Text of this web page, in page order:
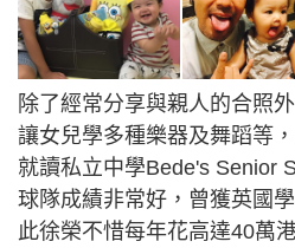
除了經常分享與親人的合照
讓女兒學多種樂器及舞蹈等
就讀私立中學Bede's Senior
球隊成績非常好，曾獲英國
此徐榮不惜每年花高達40萬